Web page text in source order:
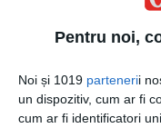
Pentru noi,
Noi și 1019 partenerii
un dispozitiv, cum ar fi
cum ar fi identificatori
Fă-ți temele și
Ai vorbit cu
și lucrurile par să
mai intimă? Atunci
planului.